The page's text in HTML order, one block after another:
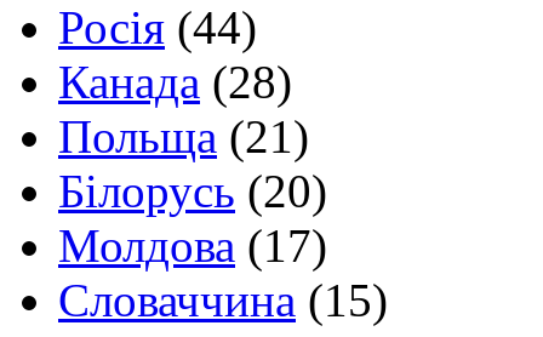
Росія (44)
Канада (28)
Польща (21)
Білорусь (20)
Молдова (17)
Словаччина (15)